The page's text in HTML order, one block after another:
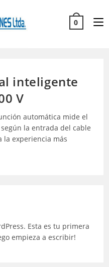
0
inteligente
V
automática mide el
la entrada del cable
la experiencia más
Esta es tu primera
empieza a escribir!